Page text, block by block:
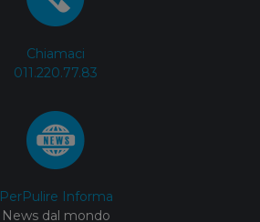
Chiamaci
011.220.77.83
PerPulire Informa
News dal mondo